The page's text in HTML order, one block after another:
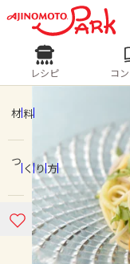
ログ
ホーム
コンテ
レシピ
人気の食材・
きゅうり
ピーマン
レシピ コ
材料
つくり方